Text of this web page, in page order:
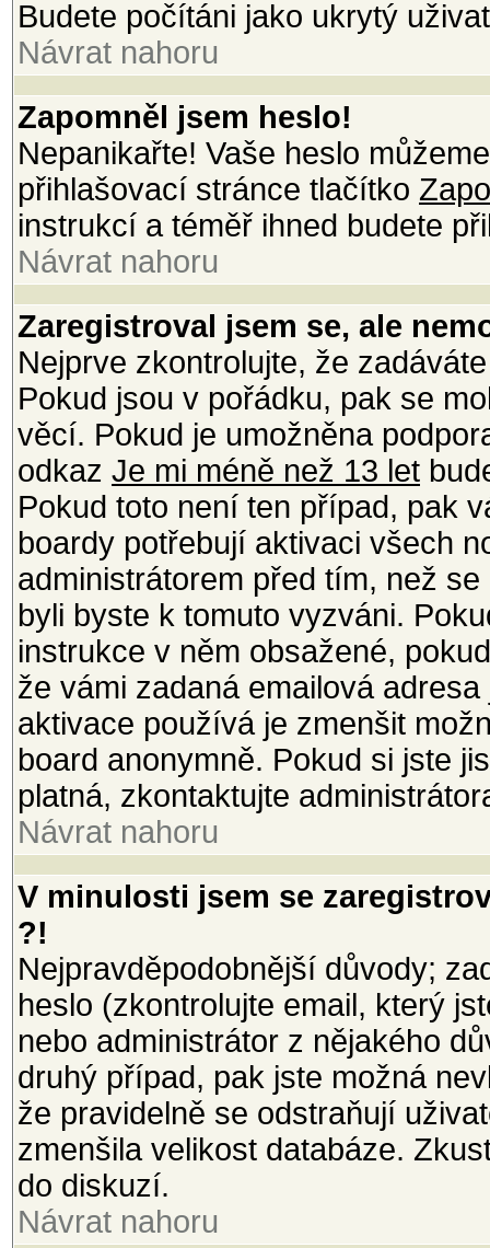
Budete počítáni jako ukrytý
Návrat nahoru
Zapomněl jsem heslo!
Nepanikařte! Vaše heslo
přihlašovací stránce tlačítko
instrukcí a téměř ihned budete
Návrat nahoru
Zaregistroval jsem se, ale
Nejprve zkontrolujte, že
Pokud jsou v pořádku, pak se
věcí. Pokud je umožněna
odkaz Je mi méně než 13 let
Pokud toto není ten případ, pak
boardy potřebují aktivaci všech
administrátorem před tím, než
byli byste k tomuto vyzváni.
instrukce v něm obsažené,
že vámi zadaná emailová
aktivace používá je zmenšit
board anonymně. Pokud si jste
platná, zkontaktujte
Návrat nahoru
V minulosti jsem se
?!
Nejpravděpodobnější důvody;
heslo (zkontrolujte email, který
nebo administrátor z nějakého
druhý případ, pak jste možná
že pravidelně se odstraňují
zmenšila velikost databáze.
do diskuzí.
Návrat nahoru